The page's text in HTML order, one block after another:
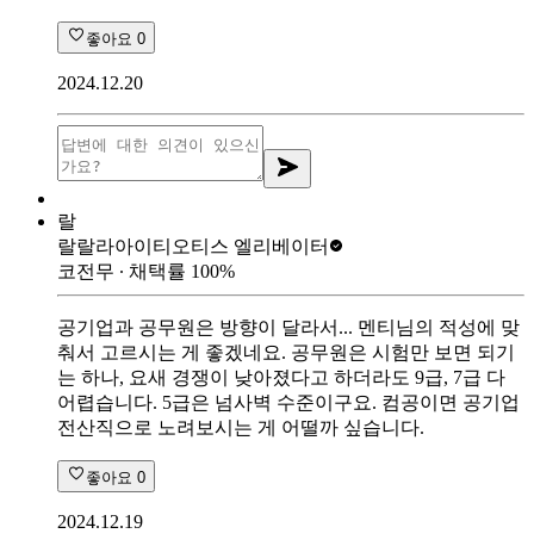
좋아요 0
2024.12.20
랄
랄랄라아이티 오티스 엘리베이터
코전무 ∙ 채택률 100%
공기업과 공무원은 방향이 달라서... 멘티님의 적성에 맞
춰서 고르시는 게 좋겠네요. 공무원은 시험만 보면 되기
는 하나, 요새 경쟁이 낮아졌다고 하더라도 9급, 7급 다
어렵습니다. 5급은 넘사벽 수준이구요. 컴공이면 공기업
전산직으로 노려보시는 게 어떨까 싶습니다.
좋아요 0
2024.12.19